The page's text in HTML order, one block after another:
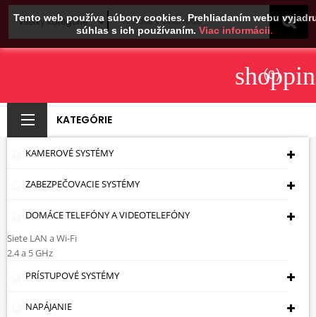
Tento web používa súbory cookies. Prehliadaním webu
súhlas s ich používaním. Viac informácii.
(0)
KATEGÓRIE
KAMEROVÉ SYSTÉMY
ZABEZPEČOVACIE SYSTÉMY
DOMÁCE TELEFÓNY A VIDEOTELEFÓNY
Siete LAN a Wi-Fi
2.4 a 5 GHz
PRÍSTUPOVÉ SYSTÉMY
NAPÁJANIE
KAMERY IP ANPR
Kamery IP ANPR
Cena: vzostupne